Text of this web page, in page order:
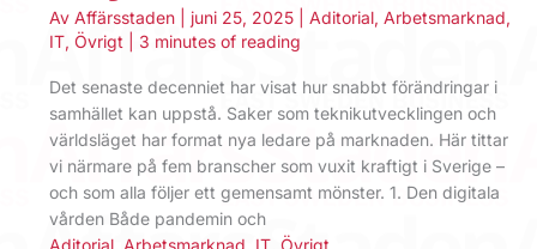
Av Affärsstaden juni 25, 2025 Aditorial, Arbetsmarknad,
IT, Övrigt 3 minutes of reading
Det senaste decenniet har visat hur snabbt förändringar i
samhället kan uppstå. Saker som teknikutvecklingen och
världsläget har format nya ledare på marknaden. Här tittar
vi närmare på fem branscher som vuxit kraftigt i Sverige –
och som alla följer ett gemensamt mönster. 1. Den digitala
vården Både pandemin och
Aditorial Arbetsmarknad IT Övrigt